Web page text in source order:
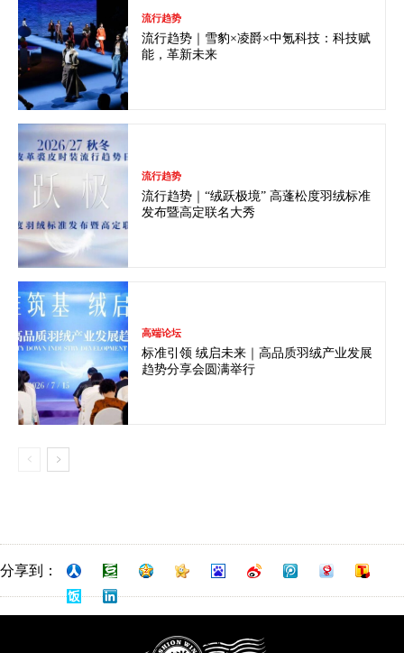
流行趋势
流行趋势｜雪豹×凌爵×中氪科技：科技赋
能，革新未来
流行趋势
流行趋势｜“绒跃极境” 高蓬松度羽绒标准
发布暨高定联名大秀
高端论坛
标准引领 绒启未来｜高品质羽绒产业发展
趋势分享会圆满举行
分享到：